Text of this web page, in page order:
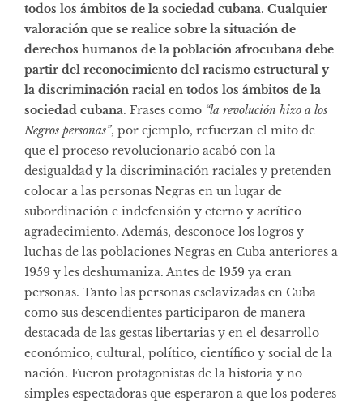
todos los ámbitos de la sociedad cubana. Cualquier
valoración que se realice sobre la situación de
derechos humanos de la población afrocubana debe
partir del reconocimiento del racismo estructural y
la discriminación racial en todos los ámbitos de la
sociedad cubana. Frases como “la revolución hizo a los
Negros personas”, por ejemplo, refuerzan el mito de
que el proceso revolucionario acabó con la
desigualdad y la discriminación raciales y pretenden
colocar a las personas Negras en un lugar de
subordinación e indefensión y eterno y acrítico
agradecimiento. Además, desconoce los logros y
luchas de las poblaciones Negras en Cuba anteriores a
1959 y les deshumaniza. Antes de 1959 ya eran
personas. Tanto las personas esclavizadas en Cuba
como sus descendientes participaron de manera
destacada de las gestas libertarias y en el desarrollo
económico, cultural, político, científico y social de la
nación. Fueron protagonistas de la historia y no
simples espectadoras que esperaron a que los poderes